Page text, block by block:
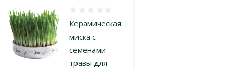
Керамическая
миска с
семенами
травы для